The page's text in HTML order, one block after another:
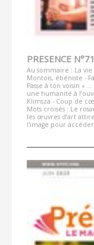
PRESENCE
Au sommaire : La
Montois, ébéniste -
Passe à ton voisin »
une humanité à
Klimsza - Coup de
Mots croisés : Le
les œuvres d’art
l'image pour accéder